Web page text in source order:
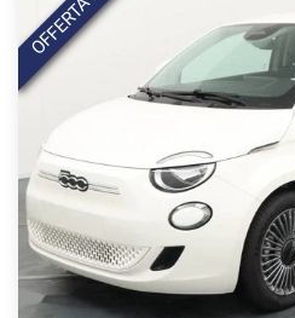
OFFERTA